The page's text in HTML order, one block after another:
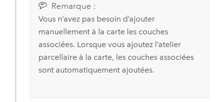
Remarque :
Vous n’avez pas besoin d’ajouter
manuellement à la carte les couches
associées. Lorsque vous ajoutez l’atelier
parcellaire à la carte, les couches associées
sont automatiquement ajoutées.